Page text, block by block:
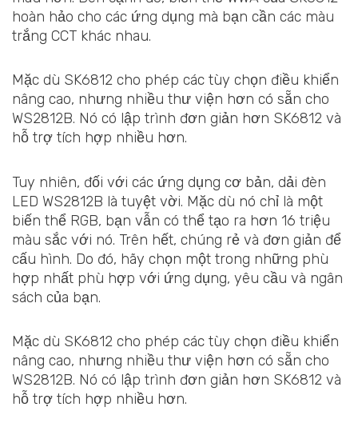
hoàn hảo cho các ứng dụng mà bạn cần các màu
trắng CCT khác nhau.
Mặc dù SK6812 cho phép các tùy chọn điều khiển
nâng cao, nhưng nhiều thư viện hơn có sẵn cho
WS2812B. Nó có lập trình đơn giản hơn SK6812 và
hỗ trợ tích hợp nhiều hơn.
Tuy nhiên, đối với các ứng dụng cơ bản, dải đèn
LED WS2812B là tuyệt vời. Mặc dù nó chỉ là một
biến thể RGB, bạn vẫn có thể tạo ra hơn 16 triệu
màu sắc với nó. Trên hết, chúng rẻ và đơn giản để
cấu hình. Do đó, hãy chọn một trong những phù
hợp nhất phù hợp với ứng dụng, yêu cầu và ngân
sách của bạn.
Mặc dù SK6812 cho phép các tùy chọn điều khiển
nâng cao, nhưng nhiều thư viện hơn có sẵn cho
WS2812B. Nó có lập trình đơn giản hơn SK6812 và
hỗ trợ tích hợp nhiều hơn.